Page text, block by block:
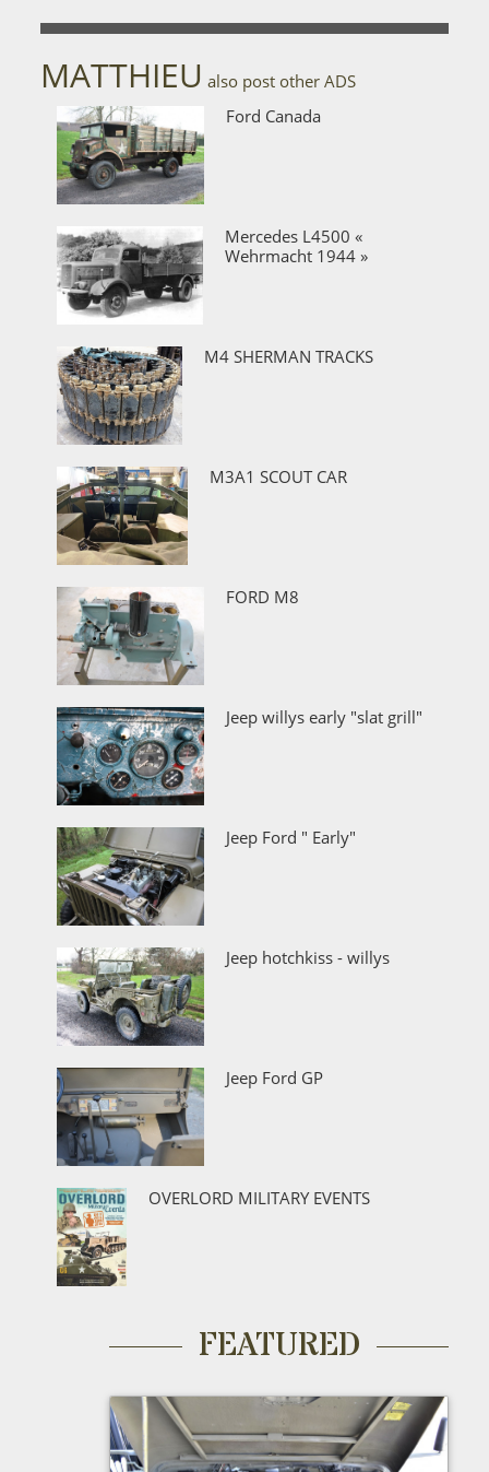
MATTHIEU also post other ADS
Ford Canada
Mercedes L4500 «
Wehrmacht 1944 »
M4 SHERMAN TRACKS
M3A1 SCOUT CAR
FORD M8
Jeep willys early "slat grill"
Jeep Ford " Early"
Jeep hotchkiss - willys
Jeep Ford GP
OVERLORD MILITARY EVENTS
FEATURED